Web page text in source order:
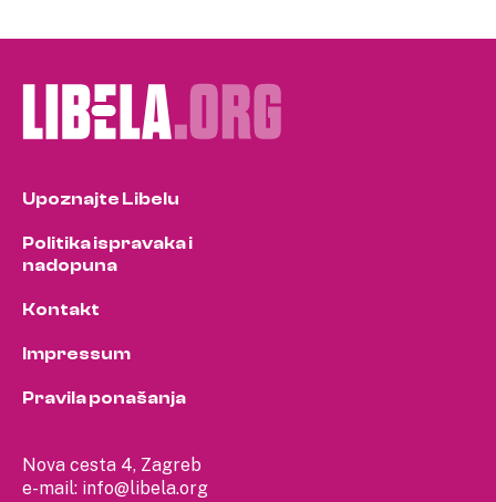
Nova cesta 4, Zagreb
e-mail: info@libela.org
Upoznajte Libelu
Politika ispravaka i
nadopuna
Kontakt
Impressum
Pravila ponašanja